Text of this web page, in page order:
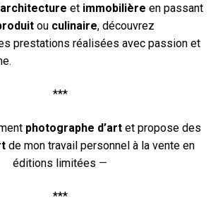
et immobilière en passant
ou culinaire, découvrez
prestations réalisées avec passion et
***
photographe d’artet propose des
de mon travail personnel à la vente en
éditions limitées —
***